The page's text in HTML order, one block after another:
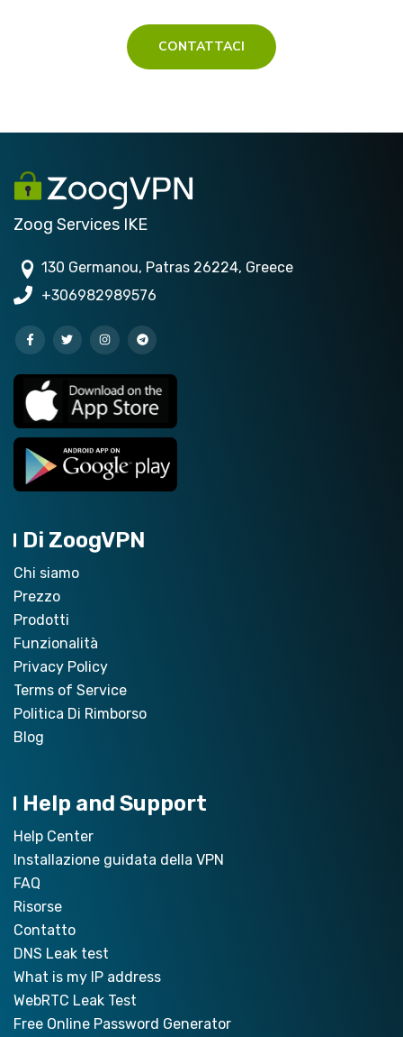
CONTATTACI
Zoog Services IKE
130 Germanou, Patras 26224, Greece
+306982989576
Di ZoogVPN
Chi siamo
Prezzo
Prodotti
Funzionalità
Privacy Policy
Terms of Service
Politica Di Rimborso
Blog
Help and Support
Help Center
Installazione guidata della VPN
FAQ
Risorse
Contatto
DNS Leak test
What is my IP address
WebRTC Leak Test
Free Online Password Generator